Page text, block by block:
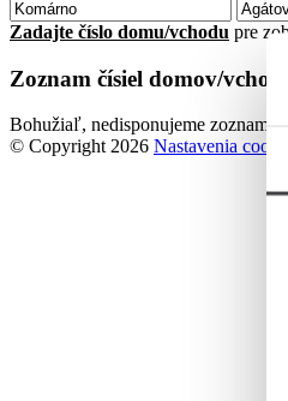
Zadajte číslo domu/vchodu pre
Zoznam čísiel domov/
Bohužiaľ, nedisponujeme
© Copyright 2026 Nastavenia